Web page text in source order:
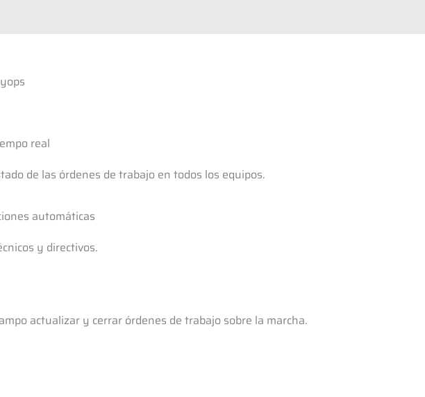
real
de las órdenes de trabajo en todos los equipos.
automáticas
y directivos.
actualizar y cerrar órdenes de trabajo sobre la marcha.